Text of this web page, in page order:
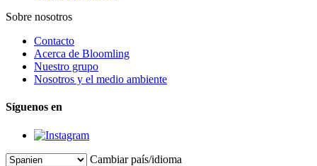
Sobre nosotros
Contacto
Acerca de Bloomling
Nuestro grupo
Nosotros y el medio ambiente
Síguenos en
Cambiar país/idioma